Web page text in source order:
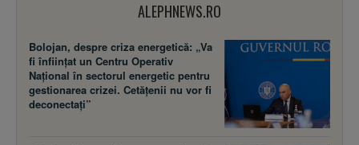
ALEPHNEWS.RO
Bolojan, despre criza energetică: „Va
fi înființat un Centru Operativ
Național în sectorul energetic pentru
gestionarea crizei. Cetățenii nu vor fi
deconectați”